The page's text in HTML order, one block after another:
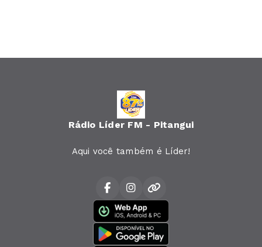
Rádio Líder FM - Pitangui
Aqui você também é Líder!